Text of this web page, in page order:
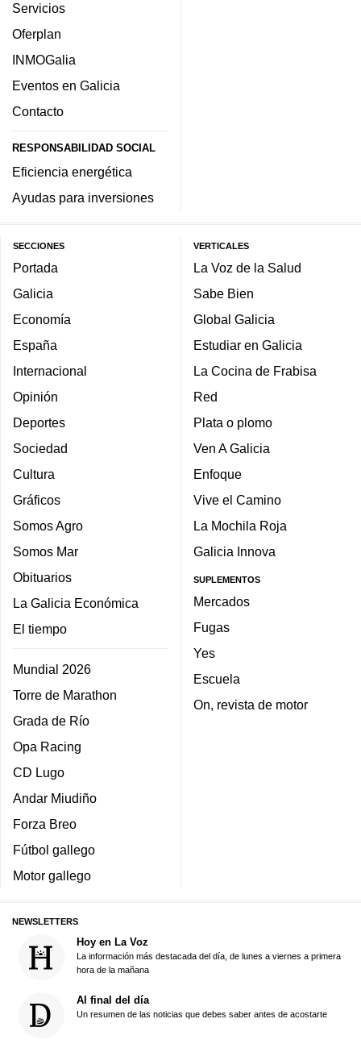
Servicios
Oferplan
INMOGalia
Eventos en Galicia
Contacto
RESPONSABILIDAD SOCIAL
Eficiencia energética
Ayudas para inversiones
SECCIONES
Portada
Galicia
Economía
España
Internacional
Opinión
Deportes
Sociedad
Cultura
Gráficos
Somos Agro
Somos Mar
Obituarios
La Galicia Económica
El tiempo
Mundial 2026
Torre de Marathon
Grada de Río
Opa Racing
CD Lugo
Andar Miudiño
Forza Breo
Fútbol gallego
Motor gallego
VERTICALES
La Voz de la Salud
Sabe Bien
Global Galicia
Estudiar en Galicia
La Cocina de Frabisa
Red
Plata o plomo
Ven A Galicia
Enfoque
Vive el Camino
La Mochila Roja
Galicia Innova
SUPLEMENTOS
Mercados
Fugas
Yes
Escuela
On, revista de motor
NEWSLETTERS
Hoy en La Voz
La información más destacada del día, de lunes a viernes a primera
hora de la mañana
Al final del día
Un resumen de las noticias que debes saber antes de acostarte